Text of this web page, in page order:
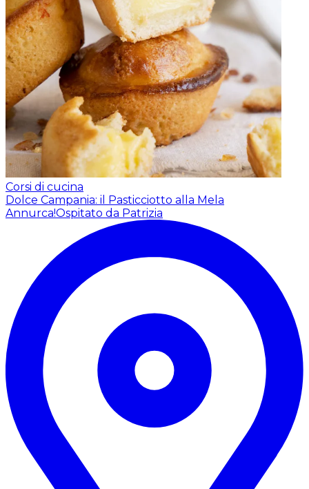
Corsi di cucina
Dolce Campania: il Pasticciotto alla Mela
Annurca!Ospitato da Patrizia